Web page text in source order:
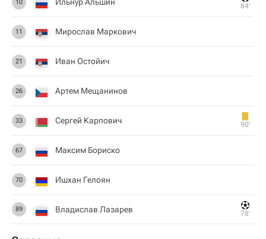
10 84‎’‎
11 Мирослав Маркович
21 Иван Остойич
26 Артем Мещанинов
33 Сергей Карпович 90‎’‎
67 Максим Бориско
70 Ишхан Гелоян
89 Владислав Лазарев 78‎’‎